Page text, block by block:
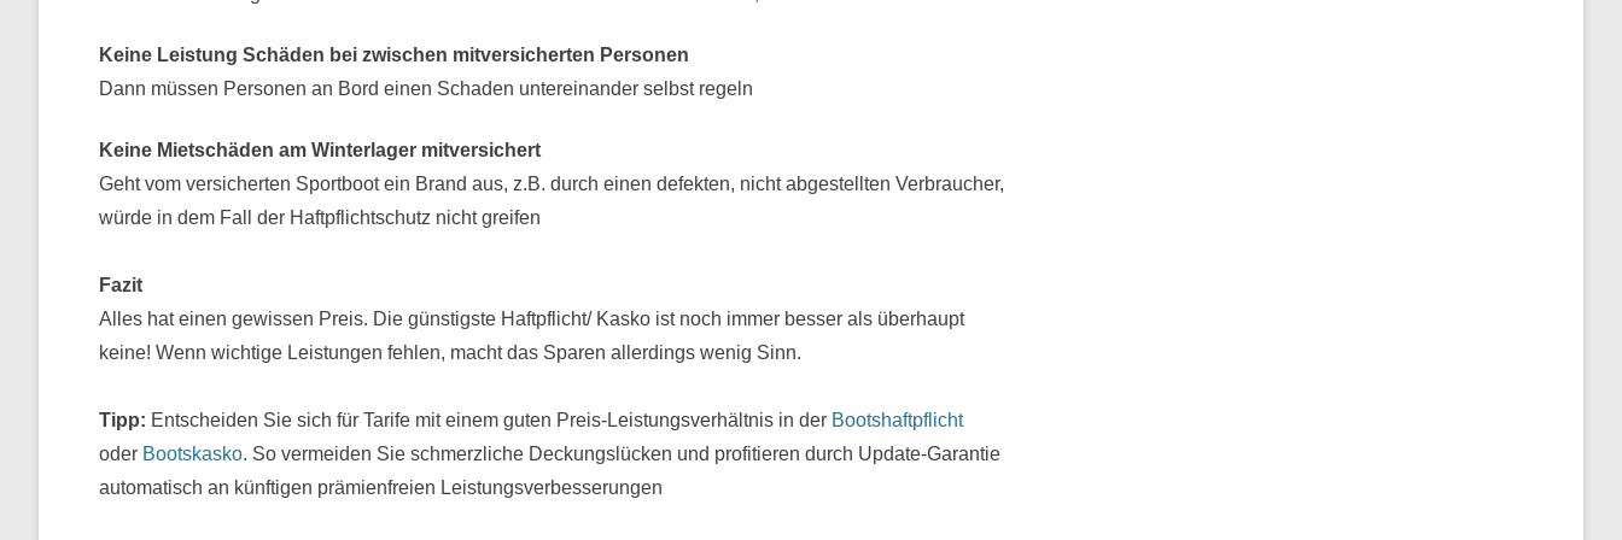
Keine Leistung Schäden bei zwischen mitversicherten Personen
Dann müssen Personen an Bord einen Schaden untereinander selbst regeln
Keine Mietschäden am Winterlager mitversichert
Geht vom versicherten Sportboot ein Brand aus, z.B. durch einen defekten, nicht abgestellten Verbraucher,
würde in dem Fall der Haftpflichtschutz nicht greifen
Fazit
Alles hat einen gewissen Preis. Die günstigste Haftpflicht/ Kasko ist noch immer besser als überhaupt
keine! Wenn wichtige Leistungen fehlen, macht das Sparen allerdings wenig Sinn.
Tipp: Entscheiden Sie sich für Tarife mit einem guten Preis-Leistungsverhältnis in der Bootshaftpflicht
oder Bootskasko. So vermeiden Sie schmerzliche Deckungslücken und profitieren durch Update-Garantie
automatisch an künftigen prämienfreien Leistungsverbesserungen